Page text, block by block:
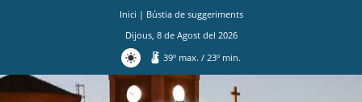
Inici | Bústia de suggeriments
Dijous, 8de Agostdel 2026
39º max./ 23º min.